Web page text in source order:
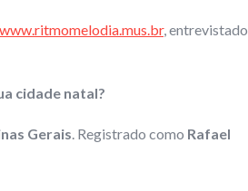
www.ritmomelodia.mus.br, entrevistado
cidade natal?
Gerais. Registrado como Rafael